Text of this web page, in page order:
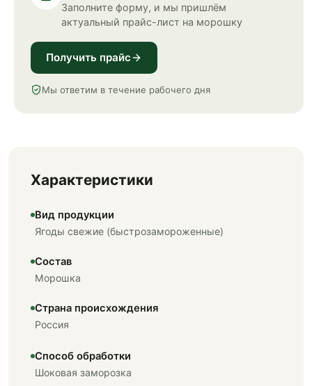
Заполните форму, и мы пришлём
актуальный прайс-лист на морошку
Получить прайс
Мы ответим в течение рабочего дня
Характеристики
Вид продукции
Ягоды свежие (быстрозамороженные)
Состав
Морошка
Страна происхождения
Россия
Способ обработки
Шоковая заморозка